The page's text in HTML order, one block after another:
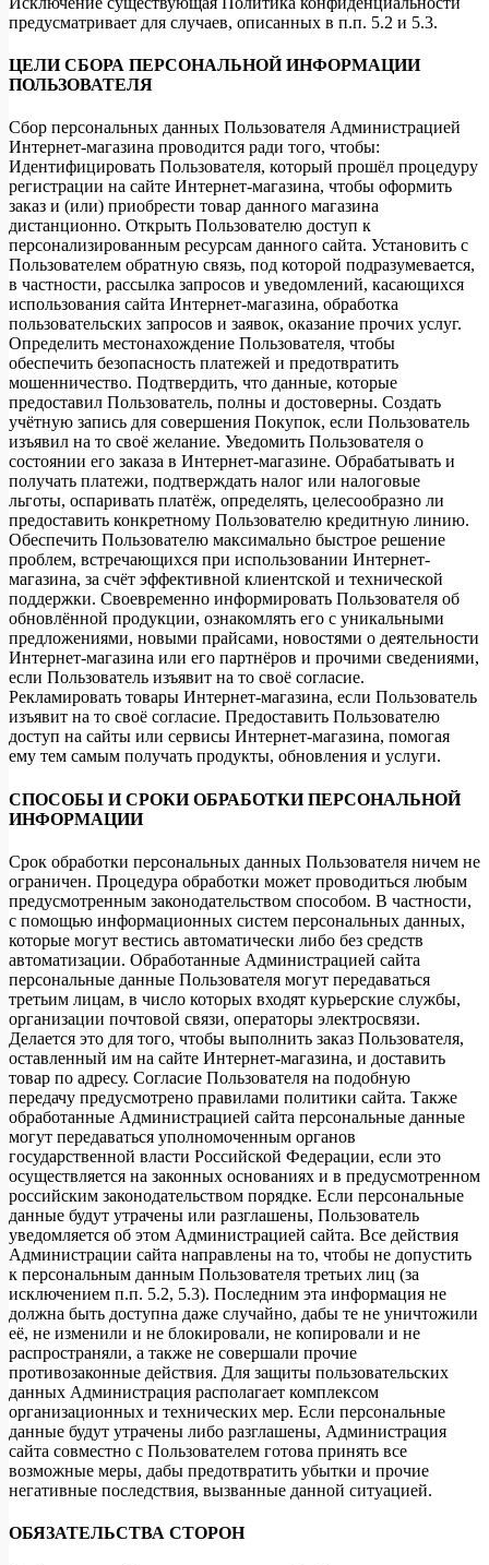
предусматривает для случаев, описанных в п.п. 5.2 и 5.3.
ЦЕЛИ СБОРА ПЕРСОНАЛЬНОЙ ИНФОРМАЦИИ
ПОЛЬЗОВАТЕЛЯ
Сбор персональных данных Пользователя Администрацией
Интернет-магазина проводится ради того, чтобы:
Идентифицировать Пользователя, который прошёл процедуру
регистрации на сайте Интернет-магазина, чтобы оформить
заказ и (или) приобрести товар данного магазина
дистанционно. Открыть Пользователю доступ к
персонализированным ресурсам данного сайта. Установить с
Пользователем обратную связь, под которой подразумевается,
в частности, рассылка запросов и уведомлений, касающихся
использования сайта Интернет-магазина, обработка
пользовательских запросов и заявок, оказание прочих услуг.
Определить местонахождение Пользователя, чтобы
обеспечить безопасность платежей и предотвратить
мошенничество. Подтвердить, что данные, которые
предоставил Пользователь, полны и достоверны. Создать
учётную запись для совершения Покупок, если Пользователь
изъявил на то своё желание. Уведомить Пользователя о
состоянии его заказа в Интернет-магазине. Обрабатывать и
получать платежи, подтверждать налог или налоговые
льготы, оспаривать платёж, определять, целесообразно ли
предоставить конкретному Пользователю кредитную линию.
Обеспечить Пользователю максимально быстрое решение
проблем, встречающихся при использовании Интернет-
магазина, за счёт эффективной клиентской и технической
поддержки. Своевременно информировать Пользователя об
обновлённой продукции, ознакомлять его с уникальными
предложениями, новыми прайсами, новостями о деятельности
Интернет-магазина или его партнёров и прочими сведениями,
если Пользователь изъявит на то своё согласие.
Рекламировать товары Интернет-магазина, если Пользователь
изъявит на то своё согласие. Предоставить Пользователю
доступ на сайты или сервисы Интернет-магазина, помогая
ему тем самым получать продукты, обновления и услуги.
СПОСОБЫ И СРОКИ ОБРАБОТКИ ПЕРСОНАЛЬНОЙ
ИНФОРМАЦИИ
Срок обработки персональных данных Пользователя ничем не
ограничен. Процедура обработки может проводиться любым
предусмотренным законодательством способом. В частности,
с помощью информационных систем персональных данных,
которые могут вестись автоматически либо без средств
автоматизации. Обработанные Администрацией сайта
персональные данные Пользователя могут передаваться
третьим лицам, в число которых входят курьерские службы,
организации почтовой связи, операторы электросвязи.
Делается это для того, чтобы выполнить заказ Пользователя,
оставленный им на сайте Интернет-магазина, и доставить
товар по адресу. Согласие Пользователя на подобную
передачу предусмотрено правилами политики сайта. Также
обработанные Администрацией сайта персональные данные
могут передаваться уполномоченным органов
государственной власти Российской Федерации, если это
осуществляется на законных основаниях и в предусмотренном
российским законодательством порядке. Если персональные
данные будут утрачены или разглашены, Пользователь
уведомляется об этом Администрацией сайта. Все действия
Администрации сайта направлены на то, чтобы не допустить
к персональным данным Пользователя третьих лиц (за
исключением п.п. 5.2, 5.3). Последним эта информация не
должна быть доступна даже случайно, дабы те не уничтожили
её, не изменили и не блокировали, не копировали и не
распространяли, а также не совершали прочие
противозаконные действия. Для защиты пользовательских
данных Администрация располагает комплексом
организационных и технических мер. Если персональные
данные будут утрачены либо разглашены, Администрация
сайта совместно с Пользователем готова принять все
возможные меры, дабы предотвратить убытки и прочие
негативные последствия, вызванные данной ситуацией.
ОБЯЗАТЕЛЬСТВА СТОРОН